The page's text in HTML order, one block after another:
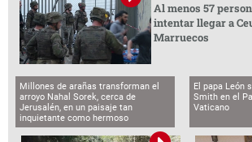
Al menos 57
intentar llegar a
Marruecos
Millones de arañas transforman el
arroyo Nahal Sorek, cerca de
Jerusalén, en un paisaje tan
inquietante como hermoso
El papa León
Smith en el
Vaticano